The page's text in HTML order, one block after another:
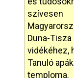
szívesen
Duna-Tisza
vidékéhez,
Tanuló
temploma.